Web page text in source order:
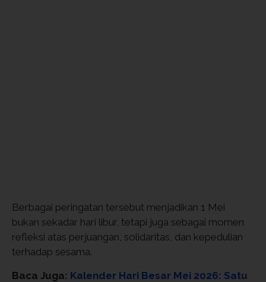
Berbagai peringatan tersebut menjadikan 1 Mei
bukan sekadar hari libur, tetapi juga sebagai momen
refleksi atas perjuangan, solidaritas, dan kepedulian
terhadap sesama.
Baca Juga: Kalender Hari Besar Mei 2026: Satu